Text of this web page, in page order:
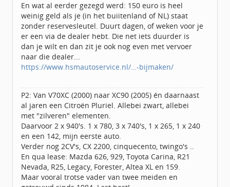
En wat al eerder gezegd werd: 150 euro is heel
weinig geld als je (in het buiitenland of NL) staat
zonder reservesleutel. Duurt dagen, of weken voor je
er een via de dealer hebt. Die net iets duurder is
dan je wilt en dan zit je ook nog even met vervoer
naar die dealer...
https://www.hsmautoservice.nl/…-bijmaken/
P2: Van V70XC (2000) naar XC90 (2005) én daarnaast
al jaren een Citroën Pluriel. Allebei zwart, allebei
met "zilveren" elementen.
Daarvoor 2 x 940's. 1 x 780, 3 x 740's, 1 x 265, 1 x 240
en een 142, mijn eerste auto.
Verder nog 2CV's, CX 2200, cinquecento, twingo's ..
En qua lease: Mazda 626, 929, Toyota Carina, R21
Nevada, R25, Legacy, Forester, Altea XL en 159.
Maar vooral trotse vader van twee meiden en